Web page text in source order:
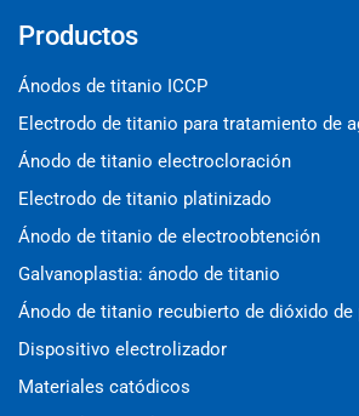
Productos
Ánodos de titanio ICCP
Electrodo de titanio para tratamiento de
Ánodo de titanio electrocloración
Electrodo de titanio platinizado
Ánodo de titanio de electroobtención
Galvanoplastia: ánodo de titanio
Ánodo de titanio recubierto de dióxido de
Dispositivo electrolizador
Materiales catódicos